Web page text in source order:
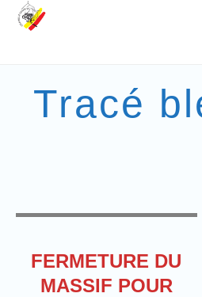
Tracé
FERMETURE DU
MASSIF POUR